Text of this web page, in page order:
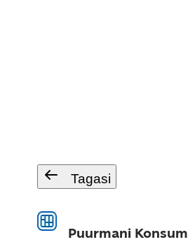
Tagasi
Puurmani Konsum